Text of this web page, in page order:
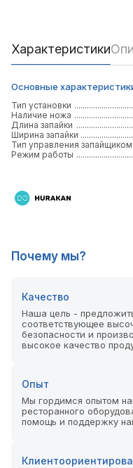
Характеристики
Основные
Тип установки
Наличие ножа
Длина запайки
Ширина запайки
Тип управления запайщиком
Режим работы
Почему мы?
Качество
Наша цель -
соответствующее
безопасности и
высокое качество
Опыт
Мы гордимся опытом
ресторанного
помощь и поддержку